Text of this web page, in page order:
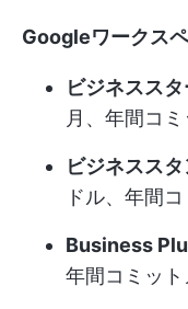
Googleワークス
ビジネスス
月、年間コ
ビジネスス
ドル、年間
Business
年間コミット